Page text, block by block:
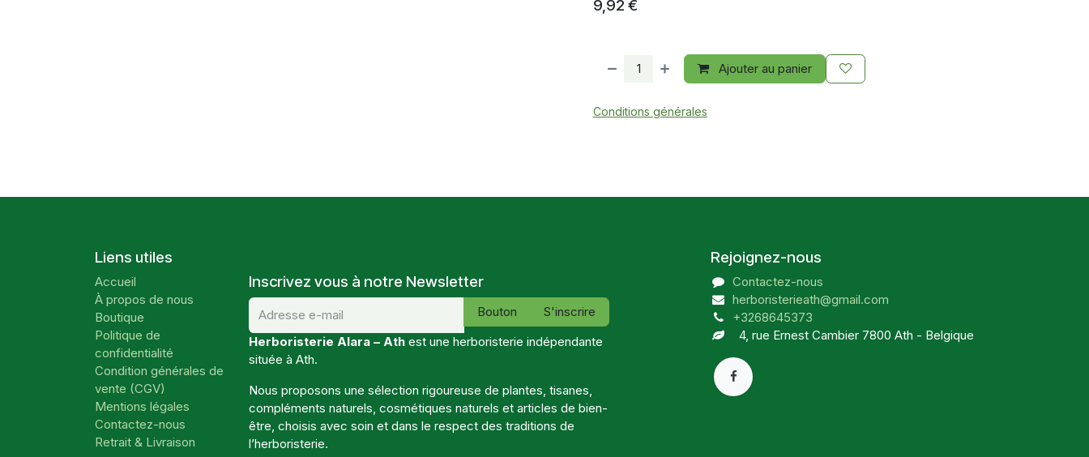
9,92 €
Ajouter au panier
Conditions générales
Liens utiles
Accueil
À propos de nous
Boutique
Politique de
confidentialité
Condition générales de
vente (CGV)
Mentions légales
Contactez-nous
Retrait & Livraison
Inscrivez vous à notre Newsletter
Bouton
S'inscrire
Herboristerie Alara – Ath est une herboristerie indépendante
située à Ath.
Nous proposons une sélection rigoureuse de plantes, tisanes,
compléments naturels, cosmétiques naturels et articles de bien-
être, choisis avec soin et dans le respect des traditions de
l’herboristerie.
Rejoignez-nous
Contactez-nous
herboristerieath@gmail.com
+3268645373
4, rue Ernest Cambier 7800 Ath - Belgique